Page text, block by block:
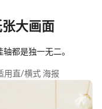
大画面
都是独一无二。
用直/横式 海报